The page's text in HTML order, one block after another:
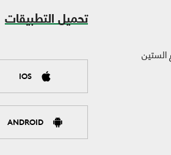
تحميل التطبيقات
IOS
ANDROID